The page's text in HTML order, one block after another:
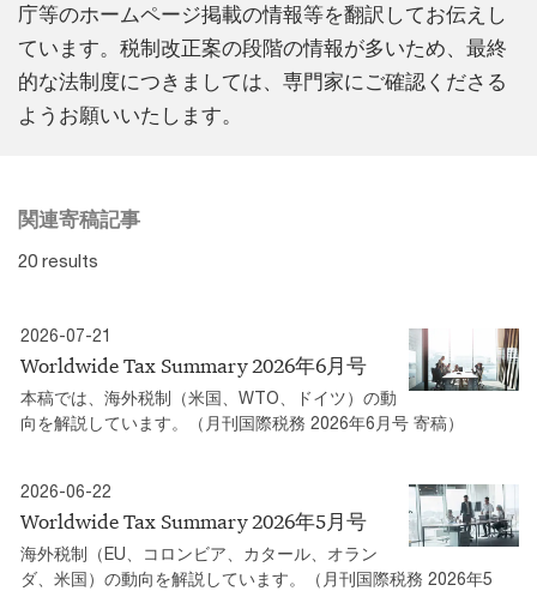
庁等のホームページ掲載の情報等を翻訳してお伝えし
ています。税制改正案の段階の情報が多いため、最終
的な法制度につきましては、専門家にご確認くださる
ようお願いいたします。
関連寄稿記事
20 results
2026-07-21
Worldwide Tax Summary 2026年6月号
本稿では、海外税制（米国、WTO、ドイツ）の動
向を解説しています。（月刊国際税務 2026年6月号 寄稿）
2026-06-22
Worldwide Tax Summary 2026年5月号
海外税制（EU、コロンビア、カタール、オラン
ダ、米国）の動向を解説しています。（月刊国際税務 2026年5